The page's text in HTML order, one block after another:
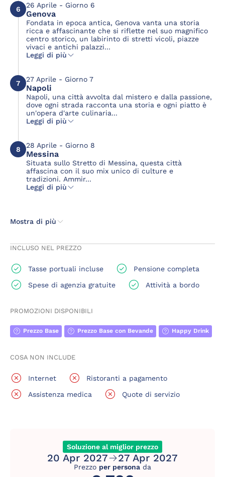
6 26 Aprile - Giorno 6
Genova
Fondata in epoca antica, Genova vanta una storia
ricca e affascinante che si riflette nel suo magnifico
centro storico, un labirinto di stretti vicoli, piazze
vivaci e antichi palazzi...
Leggi di più
7 27 Aprile - Giorno 7
Napoli
Napoli, una città avvolta dal mistero e dalla passione,
dove ogni strada racconta una storia e ogni piatto è
un'opera d'arte culinaria...
Leggi di più
8 28 Aprile - Giorno 8
Messina
Situata sullo Stretto di Messina, questa città
affascina con il suo mix unico di culture e
tradizioni. Ammir...
Leggi di più
Mostra di più
INCLUSO NEL PREZZO
Tasse portuali incluse
Pensione completa
Spese di agenzia gratuite
Attività a bordo
PROMOZIONI DISPONIBILI
Prezzo Base Prezzo Base con Bevande Happy Drink
COSA NON INCLUDE
Internet
Ristoranti a pagamento
Assistenza medica
Quote di servizio
Soluzione al miglior prezzo
20 Apr 2027 27 Apr 2027
Prezzo per persona da